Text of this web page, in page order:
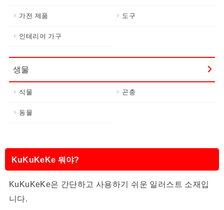
가전 제품 도구
인테리어 가구
생물
식물 곤충
동물
KuKuKeKe 뭐야?
KuKuKeKe은 간단하고 사용하기 쉬운 일러스트 소재입
니다.